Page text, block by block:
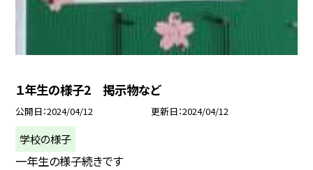
１年生の様子2 掲示物など
公開日 2024/04/12 更新日 2024/04/12
学校の様子
一年生の様子続きです